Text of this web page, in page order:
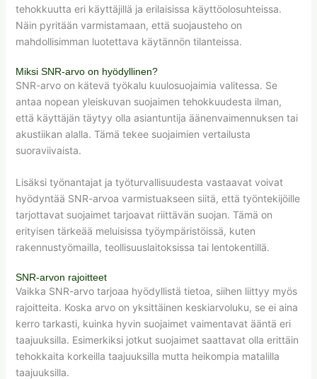
tehokkuutta eri käyttäjillä ja erilaisissa käyttöolosuhteissa.
Näin pyritään varmistamaan, että suojausteho on
mahdollisimman luotettava käytännön tilanteissa.
Miksi SNR-arvo on hyödyllinen?
SNR-arvo on kätevä työkalu kuulosuojaimia valitessa. Se
antaa nopean yleiskuvan suojaimen tehokkuudesta ilman,
että käyttäjän täytyy olla asiantuntija äänenvaimennuksen tai
akustiikan alalla. Tämä tekee suojaimien vertailusta
suoraviivaista.
Lisäksi työnantajat ja työturvallisuudesta vastaavat voivat
hyödyntää SNR-arvoa varmistuakseen siitä, että työntekijöille
tarjottavat suojaimet tarjoavat riittävän suojan. Tämä on
erityisen tärkeää meluisissa työympäristöissä, kuten
rakennustyömailla, teollisuuslaitoksissa tai lentokentillä.
SNR-arvon rajoitteet
Vaikka SNR-arvo tarjoaa hyödyllistä tietoa, siihen liittyy myös
rajoitteita. Koska arvo on yksittäinen keskiarvoluku, se ei aina
kerro tarkasti, kuinka hyvin suojaimet vaimentavat ääntä eri
taajuuksilla. Esimerkiksi jotkut suojaimet saattavat olla erittäin
tehokkaita korkeilla taajuuksilla mutta heikompia matalilla
taajuuksilla.